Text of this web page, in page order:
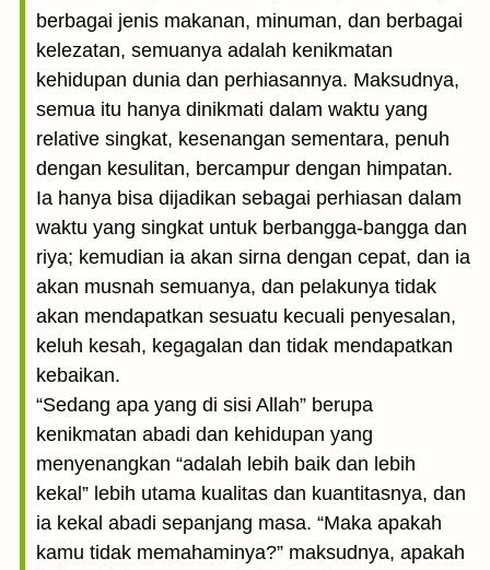
berbagai jenis makanan, minuman, dan berbagai
kelezatan, semuanya adalah kenikmatan
kehidupan dunia dan perhiasannya. Maksudnya,
semua itu hanya dinikmati dalam waktu yang
relative singkat, kesenangan sementara, penuh
dengan kesulitan, bercampur dengan himpatan.
Ia hanya bisa dijadikan sebagai perhiasan dalam
waktu yang singkat untuk berbangga-bangga dan
riya; kemudian ia akan sirna dengan cepat, dan ia
akan musnah semuanya, dan pelakunya tidak
akan mendapatkan sesuatu kecuali penyesalan,
keluh kesah, kegagalan dan tidak mendapatkan
kebaikan.
“Sedang apa yang di sisi Allah” berupa
kenikmatan abadi dan kehidupan yang
menyenangkan “adalah lebih baik dan lebih
kekal” lebih utama kualitas dan kuantitasnya, dan
ia kekal abadi sepanjang masa. “Maka apakah
kamu tidak memahaminya?” maksudnya, apakah